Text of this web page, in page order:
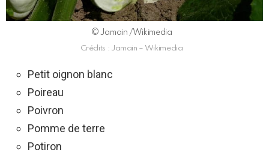
© Jamain /Wikimedia
Crédits : Jamain – Wikimedia
Petit oignon blanc
Poireau
Poivron
Pomme de terre
Potiron